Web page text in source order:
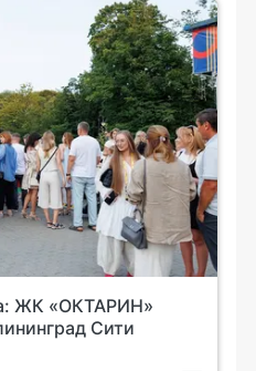
ЖК «ОКТАРИН»
Сити